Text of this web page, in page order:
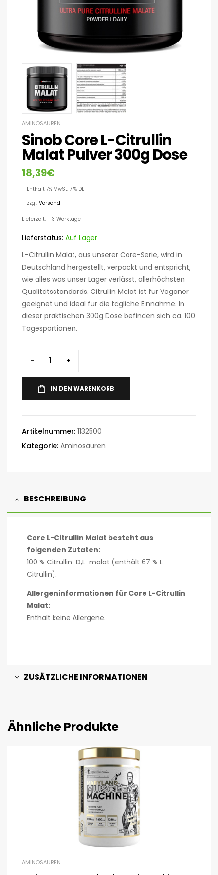
AMINOSÄUREN
Sinob Core L-Citrullin
Malat Pulver 300g Dose
18,39€
Enthält 7% MwSt. 7 % DE
zzgl. Versand
Lieferzeit: 1-3 Werktage
Lieferstatus: Auf Lager
L-Citrullin Malat, aus unserer Core-Serie, wird in
Deutschland hergestellt, verpackt und entspricht,
wie alles was unser Lager verlässt, allerhöchsten
Qualitätsstandards. Citrullin Malat ist für Veganer
geeignet und ideal für die tägliche Einnahme. In
dieser praktischen 300g Dose befinden sich ca. 100
Tagesportionen.
- +
IN DEN WARENKORB
Artikelnummer: 1132500
Kategorie: Aminosäuren
BESCHREIBUNG
Core L-Citrullin Malat besteht aus
folgenden Zutaten:
100 % Citrullin-D,L-malat (enthält 67 % L-
Citrullin).
Allergeninformationen für Core L-Citrullin
Malat:
Enthält keine Allergene.
ZUSÄTZLICHE INFORMATIONEN
Ähnliche Produkte
AMINOSÄUREN